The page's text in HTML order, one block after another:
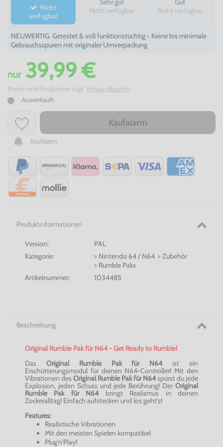
verfügbar
Sehr gut
Nicht verfügbar
Gut
Nicht verfügbar
NEUWERTIG. Getestet & voll funktionstüchtig - Keine bis minimale
Gebrauchsspuren mit originaler Umverpackung
nur39,99 €
Preise sind Endpreise zzgl. Versandkosten
Ausverkauft
Kaufalarm
Kaufalarm
Produktinformationen
Version:
PAL
Kategorie:
> Nintendo 64 / N64 > Zubehör
> Rumble Paks
Artikelnummer:
1034485
Beschreibung
Original Rumble Pak für N64 - Get Ready to Rumble!
Das Original Rumble Pak für N64ist ein
Erschütterungsmodul für deinen N64-Controller! Mit den
Vibrationen desOriginal Rumble Pak für N64spürst du jede
Explosion, jeden Schuss und jede Berührung! Der Original
Rumble Pak für N64bringt Realismus in deinen
Zockeralltag! Einfach aufstecken und los geht's!
Features:
Realistische Vibrationen
Mit den meisten Spielen kompatibel
Plug'n'Play!